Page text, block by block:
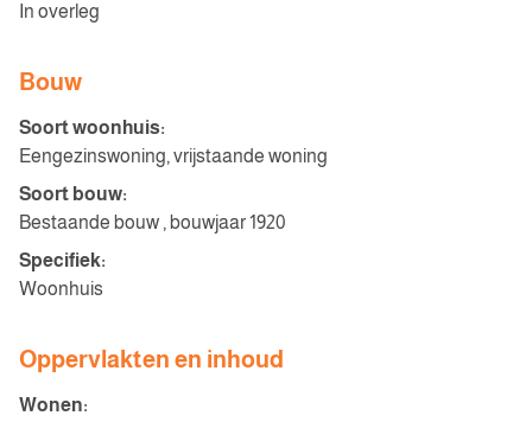
In overleg
Bouw
Soort woonhuis:
Eengezinswoning, vrijstaande woning
Soort bouw:
Bestaande bouw , bouwjaar 1920
Specifiek:
Woonhuis
Oppervlakten en inhoud
Wonen: